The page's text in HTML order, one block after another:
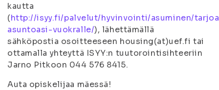
kautta
(http://isyy.fi/palvelut/hyvinvointi/asuminen/
asuntoasi-vuokralle/), lähettämällä
sähköpostia osoitteeseen housing(at)uef.fi tai
ottamalla yhteyttä ISYY:n tuutorointisihteeriin
Jarno Pitkoon 044 576 8415.
Auta opiskelijaa mäessä!